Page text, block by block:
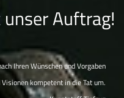
Auftrag!
Ihren Wünschen und Vorgaben
kompetent in die Tat um.